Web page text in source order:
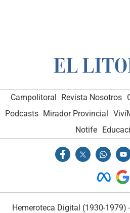
Campolitoral Revista Nosotros
Podcasts Mirador Provincial
Notife
Hemeroteca Digital (1930-1979) -